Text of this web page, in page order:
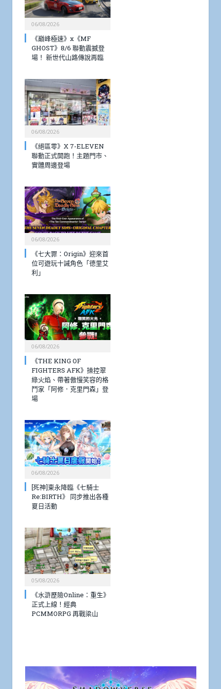
06/08/2026
《巔峰極速》x《MF
GHOST》8/6 聯動震撼登
場！ 新世代山路傳說再臨
06/08/2026
《絕區零》X 7-ELEVEN
聯動正式開跑！主題門市、
實體周邊登場
06/08/2026
《七大罪：Origin》迎來首
位可遊玩十誡角色「德里艾
利」
06/08/2026
《THE KING OF
FIGHTERS AFK》操控翠
綠火焰、帶著傲慢笑容的格
鬥家「阿修．克里門森」登
場
06/08/2026
[死神]東永降臨《七騎士
Re:BIRTH》 同步推出各種
夏日活動
05/08/2026
《水滸歷險Online：重生》
正式上線！經典
PCMMORPG 再戰梁山